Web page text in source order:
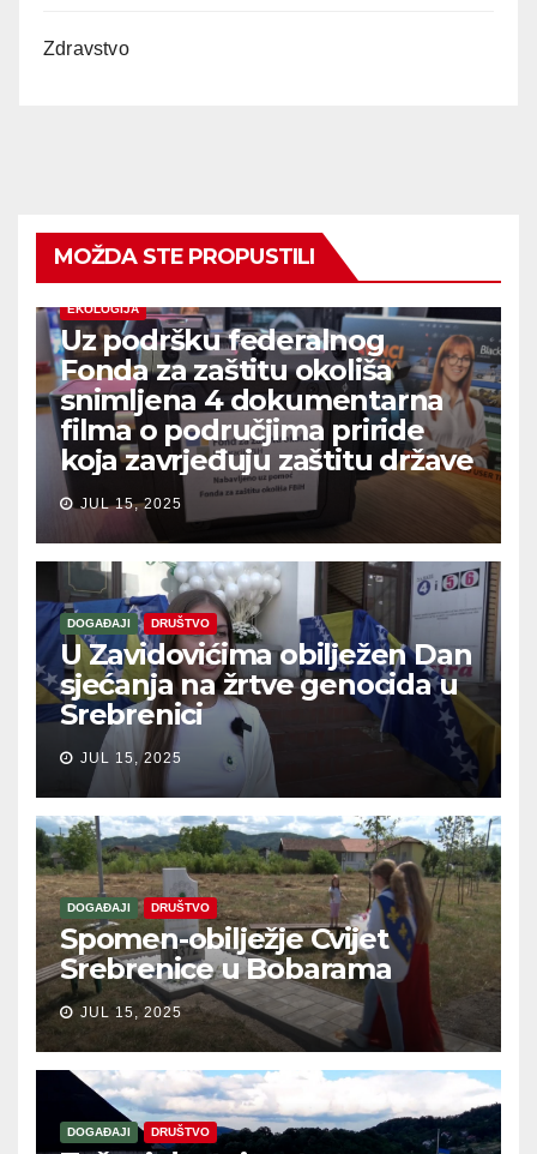
Zdravstvo
MOŽDA STE PROPUSTILI
EKOLOGIJA
Uz podršku federalnog
Fonda za zaštitu okoliša
snimljena 4 dokumentarna
filma o područjima priride
koja zavrjeđuju zaštitu države
JUL 15, 2025
DOGAĐAJI DRUŠTVO
U Zavidovićima obilježen Dan
sjećanja na žrtve genocida u
Srebrenici
JUL 15, 2025
DOGAĐAJI DRUŠTVO
Spomen-obilježje Cvijet
Srebrenice u Bobarama
JUL 15, 2025
DOGAĐAJI DRUŠTVO